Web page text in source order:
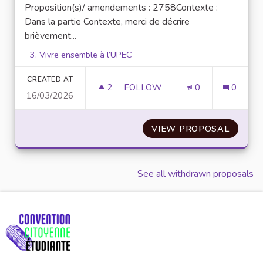
Proposition(s)/ amendements : 2758Contexte :
Dans la partie Contexte, merci de décrire
brièvement...
Filter results for scope: 3. Vivre ensemble à l’UPEC
3. Vivre ensemble à l’UPEC
CREATED AT
16/03/2026
2 2 FOLLOWERS
FOLLOW 0 0
VIEW PROPOSALN°30 :
See all withdrawn proposals